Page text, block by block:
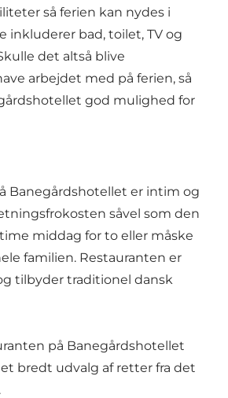
så ferien kan nydes i
inkluderer bad, toilet, TV og
det altså blive
arbejdet med på ferien, så
god mulighed for
Banegårdshotellet er intim og
såvel som den
middag for to eller måske
familien. Restauranten er
tilbyder traditionel dansk
på Banegårdshotellet
bredt udvalg af retter fra det